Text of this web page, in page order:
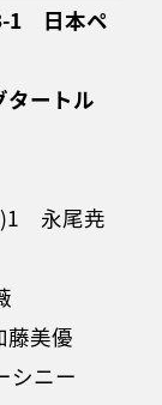
1 日本ペ
ートル
永尾尭
美優
ニー